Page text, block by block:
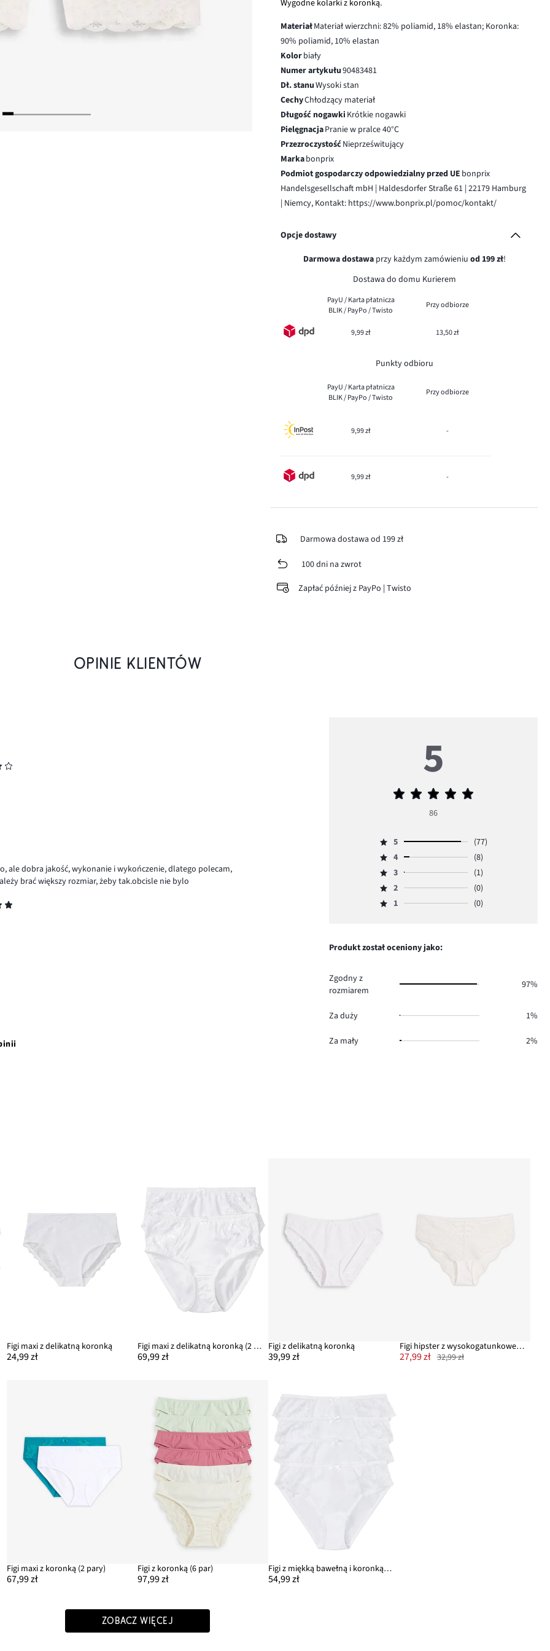
Wygodne kolarki z koronką.
MateriałMateriał wierzchni: 82% poliamid, 18% elastan; Koronka:
90% poliamid, 10% elastan
Kolorbiały
Numer artykułu90483481
Dł. stanuWysoki stan
CechyChłodzący materiał
Długość nogawki Krótkie nogawki
PielęgnacjaPranie w pralce 40°C
PrzezroczystośćNieprześwitujący
Markabonprix
Podmiot gospodarczy odpowiedzialny przed UE bonprix
Handelsgesellschaft mbH | Haldesdorfer Straße 61 | 22179 Hamburg
| Niemcy, Kontakt: https://www.bonprix.pl/pomoc/kontakt/
Opcje dostawy
Darmowa dostawaprzy każdym zamówieniu od 199 zł!
Dostawa do domu Kurierem
PayU / Karta płatnicza
BLIK / PayPo / Twisto
Przy odbiorze
9,99 zł 13,50 zł
Punkty odbioru
PayU / Karta płatnicza
BLIK / PayPo / Twisto
Przy odbiorze
9,99 zł -
9,99 zł -
Darmowa dostawa od 199 zł
100 dni na zwrot
Zapłać później z PayPo | Twisto
OPINIE KLIENTÓW
ale dobra jakość, wykonanie i wykończenie, dlatego polecam,
brać większy rozmiar, żeby tak.obcisle nie bylo
5
Średnia
5
86
Ocena
5,
ilość
głosów
5
(77)
Ocena
4,
ilość
głosów
4
(8)
Ocena
3,
ilość
3
(1)
Ocena
2,
0.
2
(0)
Ocena
głosów
1 (0)
Produkt został oceniony jako:
Zgodny z
rozmiarem
97%
Za duży 1%
Za mały 2%
Figi maxi z delikatną koronką
24,99 zł
Figi maxi z delikatną koronką (2 pary)
69,99 zł
Figi z delikatną koronką
39,99 zł
Figi hipster z wysokogatunkowej koronki
27,99 zł 32,99 zł
Figi maxi z koronką (2 pary)
67,99 zł
Figi z koronką (6 par)
97,99 zł
Figi z miękką bawełną i koronką (4 pary)
54,99 zł
ZOBACZ WIĘCEJ